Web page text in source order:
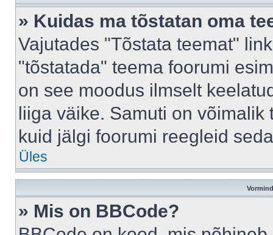
» Kuidas ma tõstatan oma
Vajutades "Tõstata teemat"
"tõstatada" teema foorumi
on see moodus ilmselt
liiga väike. Samuti on
kuid jälgi foorumi reegleid
Üles
» Mis on BBCode?